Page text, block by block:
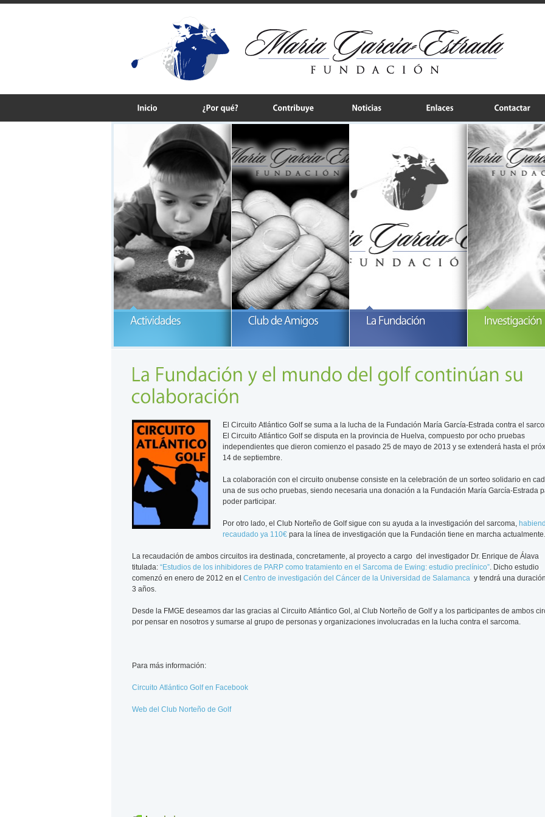
Participa con la Fundación María
Invierte en Investigación y ayúdanos a
El Circuito Atlántico Golf se suma a la lucha de la Fundación María García-Estrada contra el
El Circuito Atlántico Golf se disputa en la provincia de Huelva, compuesto por ocho pruebas
independientes que dieron comienzo el pasado 25 de mayo de 2013 y se extenderá hasta el
14 de septiembre.
La colaboración con el circuito onubense consiste en la celebración de un sorteo solidario en
una de sus ocho pruebas, siendo necesaria una donación a la Fundación María García-Estrada
poder participar.
Por otro lado, el Club Norteño de Golf sigue con su ayuda a la investigación del sarcoma,
recaudado ya 110€ para la línea de investigación que la Fundación tiene en marcha actualmente.
La recaudación de ambos circuitos ira destinada, concretamente, al proyecto a cargo del investigador Dr. Enrique de Álava
titulada: “Estudios de los inhibidores de PARP como tratamiento en el Sarcoma de Ewing: estudio preclínico” . Dicho estudio
comenzó en enero de 2012 en el Centro de investigación del Cáncer de la Universidad de Salamanca y tendrá una
3 años.
Desde la FMGE deseamos dar las gracias al Circuito Atlántico Gol, al Club Norteño de Golf y a los participantes de ambos
por pensar en nosotros y sumarse al grupo de personas y organizaciones involucradas en la lucha contra el sarcoma.
Para más información:
Circuito Atlántico Golf en Facebook
Web del Club Norteño de Golf